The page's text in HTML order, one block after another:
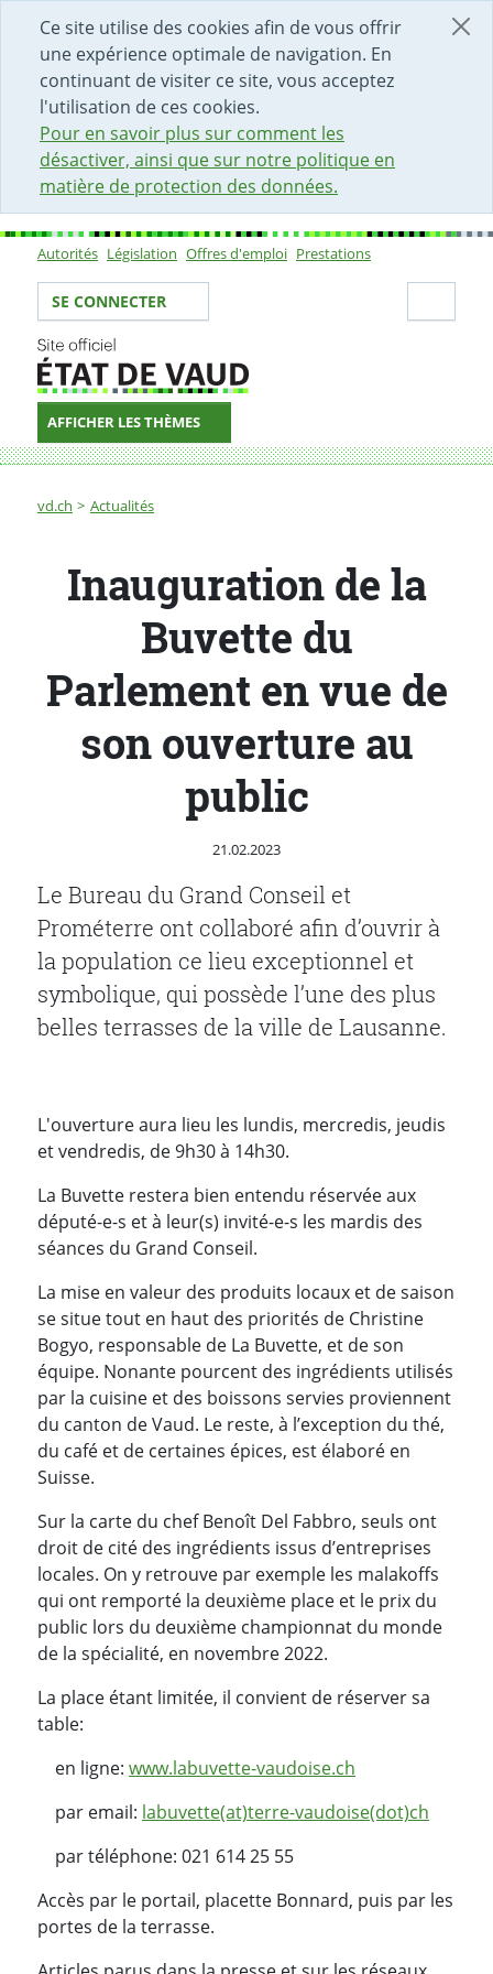
Ce site utilise des cookies afin de vous offrir
une expérience optimale de navigation. En
continuant de visiter ce site, vous acceptez
l'utilisation de ces cookies.
Pour en savoir plus sur comment les
désactiver, ainsi que sur notre politique en
matière de protection des données.
DÉBUT DU CONTENU DE LA PAGE
ACCÈS AU CHAMP DE RECHERCHE
PAGE D'ACCUEIL
FORMULAIRE DE CONTACT
Sous-navigation
Autorités Législation Offres d'emploi Prestations
Votre identité
SE CONNECTER
AFFICHER LES THÈMES
Fil d'Ariane
vd.ch Actualités
Inauguration de la Buvette du Parlement en vue de
Inauguration de la
Buvette du
Parlement en vue de
son ouverture au
public
Publié le
21.02.2023
Le Bureau du Grand Conseil et
Prométerre ont collaboré afin d’ouvrir à
la population ce lieu exceptionnel et
symbolique, qui possède l’une des plus
belles terrasses de la ville de Lausanne.
L'ouverture aura lieu les lundis, mercredis, jeudis
et vendredis, de 9h30 à 14h30.
La Buvette restera bien entendu réservée aux
député-e-s et à leur(s) invité-e-s les mardis des
séances du Grand Conseil.
La mise en valeur des produits locaux et de saison
se situe tout en haut des priorités de Christine
Bogyo, responsable de La Buvette, et de son
équipe. Nonante pourcent des ingrédients utilisés
par la cuisine et des boissons servies proviennent
du canton de Vaud. Le reste, à l’exception du thé,
du café et de certaines épices, est élaboré en
Suisse.
Sur la carte du chef Benoît Del Fabbro, seuls ont
droit de cité des ingrédients issus d’entreprises
locales. On y retrouve par exemple les malakoffs
qui ont remporté la deuxième place et le prix du
public lors du deuxième championnat du monde
de la spécialité, en novembre 2022.
La place étant limitée, il convient de réserver sa
table:
en ligne: www.labuvette-vaudoise.ch
par email: labuvette(at)terre-vaudoise(dot)ch
par téléphone: 021 614 25 55
Accès par le portail, placette Bonnard, puis par les
portes de la terrasse.